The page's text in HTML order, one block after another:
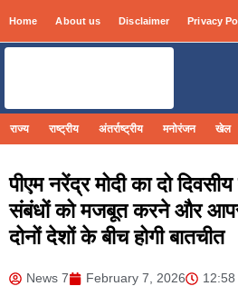
Home About us Disclaimer Privacy
राज्य राष्ट्रीय अंतर्राष्ट्रीय मनोरंजन खेल
पीएम नरेंद्र मोदी का दो दिवसीय
संबंधों को मजबूत करने और
दोनों देशों के बीच होगी बातचीत
News 7 February 7, 2026 12:58